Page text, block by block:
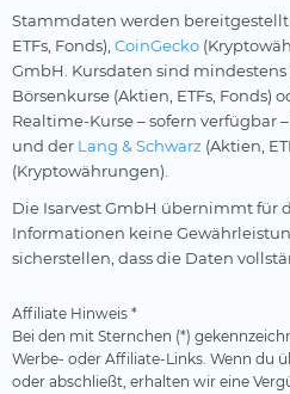
Stammdaten werden bereitgestellt
ETFs, Fonds), CoinGecko
GmbH. Kursdaten sind
Börsenkurse (Aktien, ETFs, Fonds)
Realtime-Kurse – sofern verfügbar
und der Lang & Schwarz (Aktien,
(Kryptowährungen).
Die Isarvest GmbH übernimmt für
Informationen keine
sicherstellen, dass die Daten
Affiliate Hinweis *
Bei den mit Sternchen (*)
Werbe- oder Affiliate-Links. Wenn du
oder abschließt, erhalten wir eine